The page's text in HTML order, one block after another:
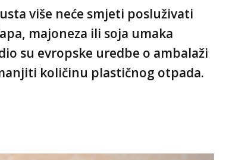
više neće smjeti posluživati
majoneza ili soja umaka
su evropske uredbe o ambalaži
količinu plastičnog otpada.